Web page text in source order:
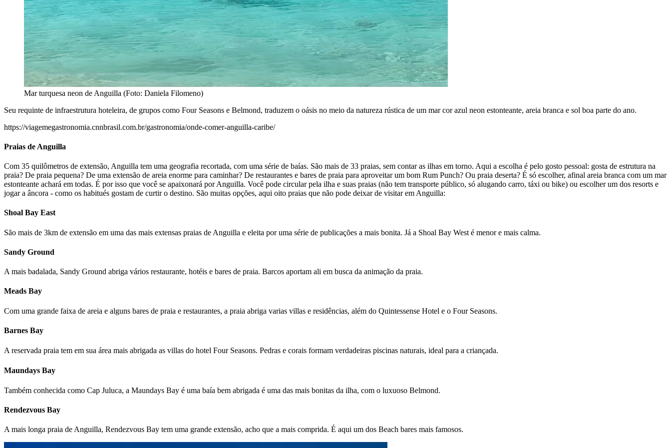
Mar turquesa neon de Anguilla (Foto: Daniela Filomeno)
Seu requinte de infraestrutura hoteleira, de grupos como Four Seasons e Belmond, traduzem o oásis no meio da natureza rústica de um mar cor azul neon estonteante, areia branca e sol boa parte do ano.
https://viagemegastronomia.cnnbrasil.com.br/gastronomia/onde-comer-anguilla-caribe/
Praias de Anguilla
Com 35 quilômetros de extensão, Anguilla tem uma geografia recortada, com uma série de baías. São mais de 33 praias, sem contar as ilhas em torno. Aqui a escolha é pelo gosto pessoal: gosta de estrutura na
praia? De praia pequena? De uma extensão de areia enorme para caminhar? De restaurantes e bares de praia para aproveitar um bom Rum Punch? Ou praia deserta? É só escolher, afinal areia branca com um mar
estonteante achará em todas. É por isso que você se apaixonará por Anguilla. Você pode circular pela ilha e suas praias (não tem transporte público, só alugando carro, táxi ou bike) ou escolher um dos resorts e
jogar a âncora - como os habitués gostam de curtir o destino. São muitas opções, aqui oito praias que não pode deixar de visitar em Anguilla:
Shoal Bay East
São mais de 3km de extensão em uma das mais extensas praias de Anguilla e eleita por uma série de publicações a mais bonita. Já a Shoal Bay West é menor e mais calma.
Sandy Ground
A mais badalada, Sandy Ground abriga vários restaurante, hotéis e bares de praia. Barcos aportam ali em busca da animação da praia.
Meads Bay
Com uma grande faixa de areia e alguns bares de praia e restaurantes, a praia abriga varias villas e residências, além do Quintessense Hotel e o Four Seasons.
Barnes Bay
A reservada praia tem em sua área mais abrigada as villas do hotel Four Seasons. Pedras e corais formam verdadeiras piscinas naturais, ideal para a criançada. ⠀
Maundays Bay
Também conhecida como Cap Juluca, a Maundays Bay é uma baía bem abrigada é uma das mais bonitas da ilha, com o luxuoso Belmond. ⠀
Rendezvous Bay
A mais longa praia de Anguilla, Rendezvous Bay tem uma grande extensão, acho que a mais comprida. É aqui um dos Beach bares mais famosos.